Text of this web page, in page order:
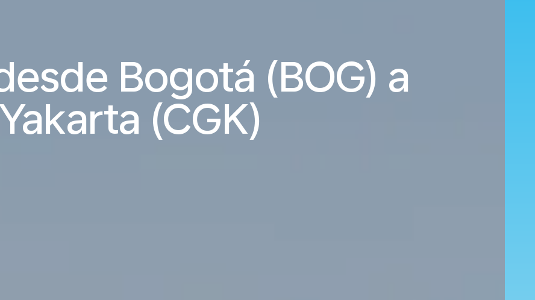
Bogotá (BOG) a
(CGK)